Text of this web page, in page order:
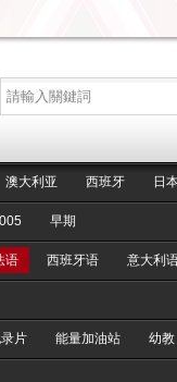
澳大利亚 西班牙 日
早期
语 西班牙语 意大利
片 能量加油站 幼教